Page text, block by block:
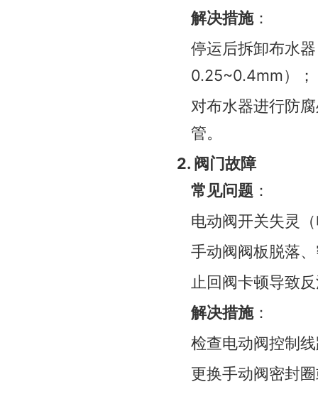
解决措施：
停运后拆卸布水
0.25~0.4mm）；
对布水器进行防
管。
2. 阀门故障
常见问题：
电动阀开关失灵
手动阀阀板脱落
止回阀卡顿导致
解决措施：
检查电动阀控制
更换手动阀密封